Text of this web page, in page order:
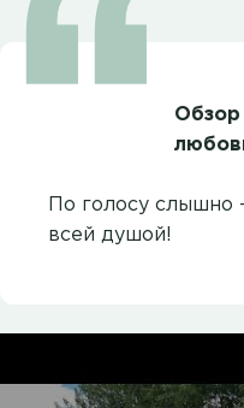
Обзор
По голосу слышно
всей душой!